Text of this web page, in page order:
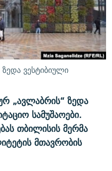
19
ᲐᲛᲑᲐᲕᲘ
ვესტიბიული
„ავლაბრის“ ზედა
სამუშაოები.
თბილისის მერმა
მთავრობის